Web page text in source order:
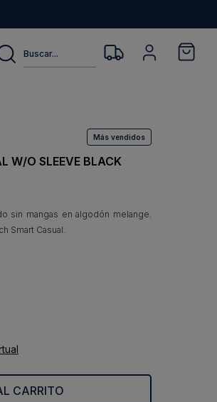
Más vendidos
W/O SLEEVE BLACK
sin mangas en algodón melange.
Smart Casual.
CARRITO